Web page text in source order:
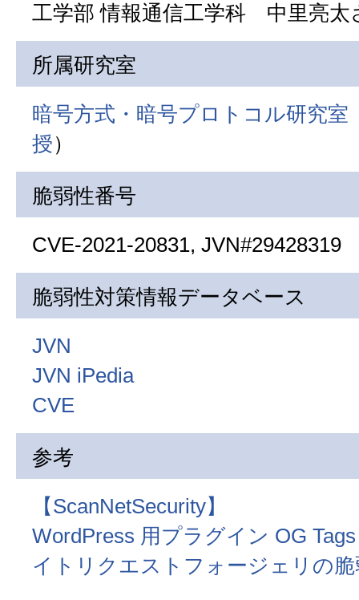
工学部 情報通信工学科 中里亮太
所属研究室
暗号方式・暗号プロトコル研究室
授）
脆弱性番号
CVE-2021-20831, JVN#29428319
脆弱性対策情報データベース
JVN
JVN iPedia
CVE
参考
【ScanNetSecurity】
WordPress 用プラグイン OG
イトリクエストフォージェリの